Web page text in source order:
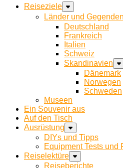
Reiseziele
Länder und Gegenden
Deutschland
Frankreich
Italien
Schweiz
Skandinavien
Dänemark
Norwegen
Schweden
Museen
Ein Souvenir aus
Auf den Tisch
Ausrüstung
DIYs und Tipps
Equipment Tests und
Reiselektüre
Reiseberichte